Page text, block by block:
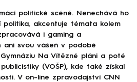
politické scéně. Nenechává ho
politika, akcentuje témata kolem
i gaming a
ani svou vášeň v podobě
Na Vítězné pláni a poté
(VOŠP), kde také získal
V on-line zpravodajství CNN